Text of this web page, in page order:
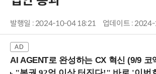
발행일 : 2024-10-04 18:21 업데이트 :
AI AGENT로 완성하는 CX 혁신 (9/9 코